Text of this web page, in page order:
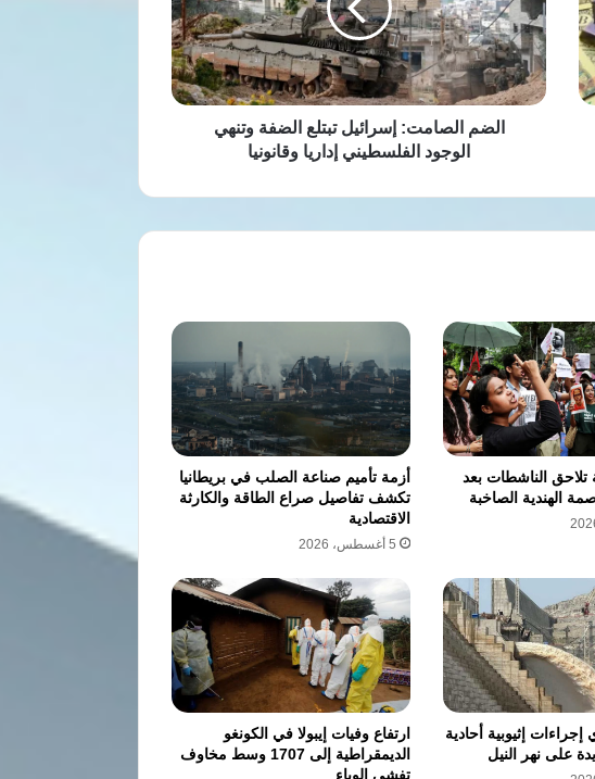
الضفة
وتنهي
الوجود
الفلسطيني
إداريا
الضم الصامت: إسرائيل تبتلع الضفة وتنهي
الوجود الفلسطيني إداريا وقانونيا
تلاحق الناشطات بعد
الهندية الصاخبة
أزمة تأميم صناعة الصلب في بريطانيا
تكشف تفاصيل صراع الطاقة والكارثة
الاقتصادية
5 أغسطس، 2026
إثيوبية أحادية
على نهر النيل
ارتفاع وفيات إيبولا في الكونغو
الديمقراطية إلى 1707 وسط مخاوف
تفشي الوباء